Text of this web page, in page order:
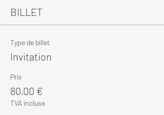
BILLET
Type de billet
Invitation
Prix
80,00 €
TVA incluse